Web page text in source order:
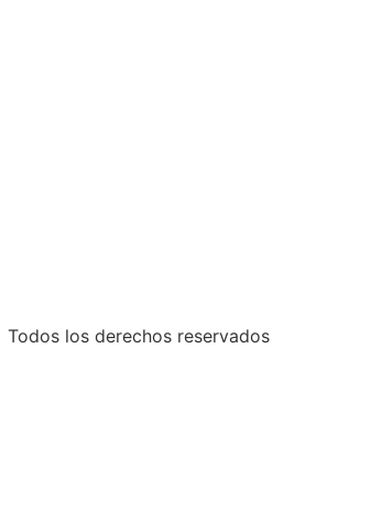
Todos los derechos reservados